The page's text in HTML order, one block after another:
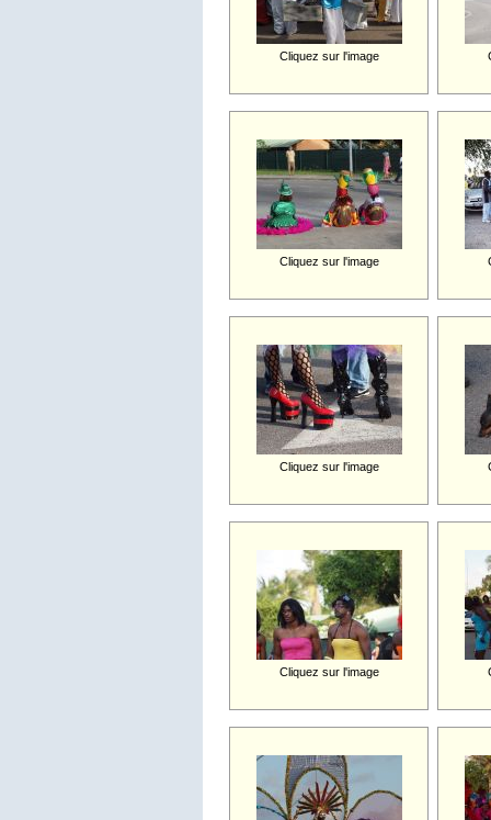
Cliquez sur l'image
Cliquez sur l'image
Cliquez sur l'image
Cliquez sur l'image